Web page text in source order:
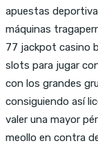
apuestas
máquinas
77 jackpot casino
slots para jugar
con los grandes
consiguiendo así
valer una mayor
meollo en contra